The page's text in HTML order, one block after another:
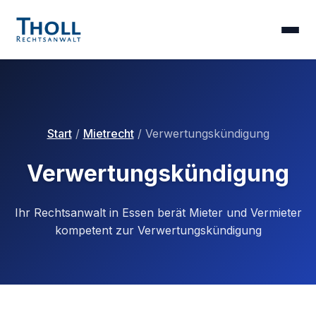
Start/ Mietrecht/ Verwertungskündigung
Verwertungskündigung
Ihr Rechtsanwalt in Essen berät Mieter und Vermieter
kompetent zur Verwertungskündigung